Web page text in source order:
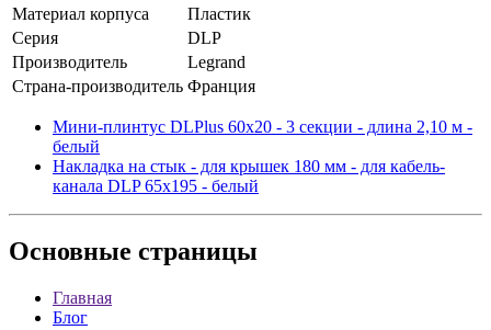
Материал корпуса
Пластик
Серия
DLP
Производитель
Legrand
Страна-производитель Франция
Мини-плинтус DLPlus 60x20 - 3 секции - длина 2,10 м -
белый
Накладка на стык - для крышек 180 мм - для кабель-
канала DLP 65х195 - белый
Основные страницы
Главная
Блог